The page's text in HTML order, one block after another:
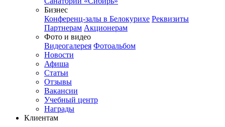
Бизнес
Конференц-залы в Белокурихе Реквизиты
Партнерам Акционерам
Фото и видео
Видеогалерея Фотоальбом
Новости
Афиша
Статьи
Отзывы
Вакансии
Учебный центр
Награды
Клиентам